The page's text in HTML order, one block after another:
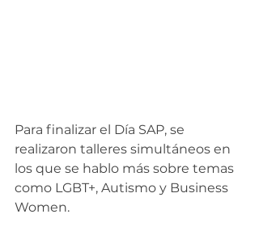
Para finalizar el Día SAP, se
realizaron talleres simultáneos en
los que se hablo más sobre temas
como LGBT+, Autismo y Business
Women.